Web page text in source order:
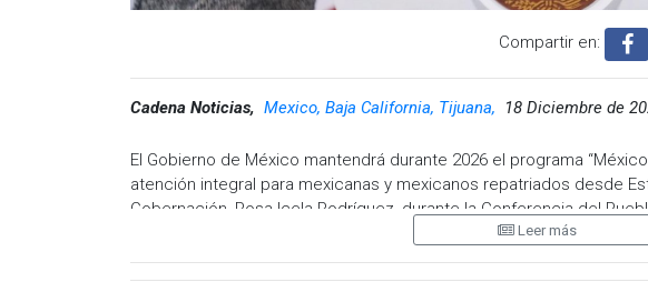
Compartir en:
Cadena Noticias, Mexico, Baja California, Tijuana, 18 Diciembre de
El Gobierno de México mantendrá durante 2026 el programa
atención integral para mexicanas y mexicanos repatriados desde
Gobernación, Rosa Icela Rodríguez, durante la Conferencia del
Claudia Sheinbaum con motivo del Día del Migrante.Leer más